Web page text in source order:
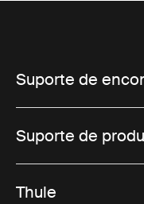
Suporte de
Suporte de
Thule